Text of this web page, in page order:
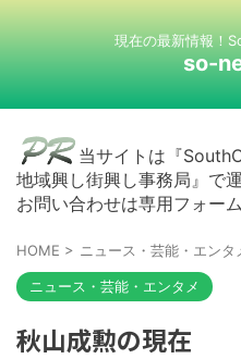
現在の最新情報！
so-
当サイトは『
地域興し街興し事務局』で
お問い合わせは専用フォー
HOME > ニュース・芸能・エンタ
ニュース・芸能・エンタメ
秋山成勲の現在